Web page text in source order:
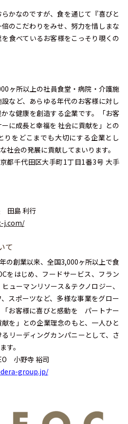
かなのですが、食を通じて『喜びと
のこだわりをみせ、努力を惜しまな
食べているお客様をこっそり覗くの
ヶ所以上の社員食堂・病院・介護施
など、あらゆる年代のお客様に対し
な健康を創造する企業です。「お客
に成長と幸福を 社会に貢献を」との
りをどこまでも大切にする企業とし
社会の発展に貢献してまいります。
都千代田区大手町1丁目1番3号 大手
田島 利行
j.com/
て
の創業以来、全国3,000ヶ所以上で食
をはじめ、フードサービス、フラン
ューマンリソース＆テクノロジー、
スポーツなど、多様な事業をグロー
「お客様に喜びと感動を パートナー
を」との企業理念のもと、一人ひと
リーディングカンパニーとして、さ
す。
小野寺 裕司
group.jp/